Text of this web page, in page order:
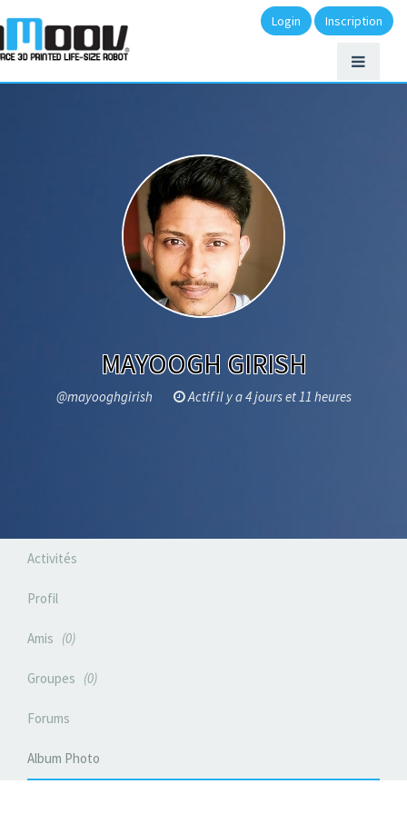
Login Inscription
MAYOOGH GIRISH
@mayooghgirish Actif il y a 4 jours et 11 heures
Activités
Profil
Amis 0
Groupes 0
Forums
Album Photo